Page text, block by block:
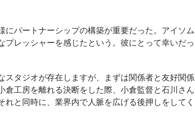
パートナーシップの構築が重要だった。アイソム
レッシャーを感じたという。彼にとって幸いだっ
タジオが存在しますが、まずは関係者と友好関係
倉工房を離れる決断をした際、小倉監督と石川さん
と同時に、業界内で人脈を広げる後押しをしてく